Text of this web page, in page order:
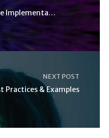
Learn JavaScript: Complete Implementation Guide
NEXT POST
Practices & Examples